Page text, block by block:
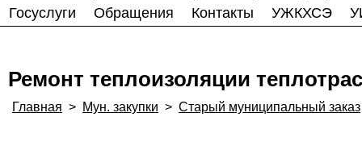
Госуслуги
Обращения Контакты УЖКХСЭ
Ремонт теплоизоляции
Главная > Мун. закупки > Старый муниципальный заказ